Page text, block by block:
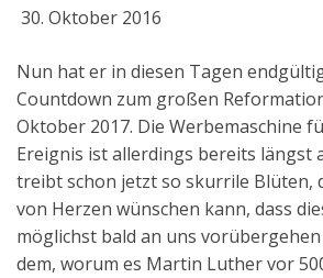
Geistliches Wort
Termine
Aktuelles
Kontakt
English
30. Oktober 2016
Nun hat er in diesen Tagen
Countdown zum großen
Oktober 2017. Die Werbemaschine
Ereignis ist allerdings bereits längst
treibt schon jetzt so skurrile Blüten,
von Herzen wünschen kann, dass
möglichst bald an uns
dem, worum es Martin Luther vor